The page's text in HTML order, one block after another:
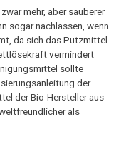
mehr, aber sauberer
sogar nachlassen, wenn
da sich das Putzmittel
vermindert
sollte
der
der Bio-Hersteller aus
als